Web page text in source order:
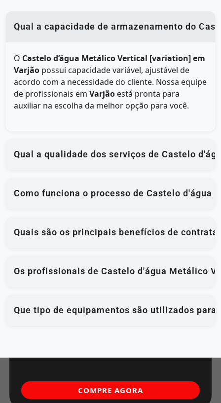
Qual a capacidade de armazenamento do
O Castelo d’água Metálico Vertical [variation] em
Varjão possui capacidade variável, ajustável de
acordo com a necessidade do cliente. Nossa equipe
de profissionais em Varjão está pronta para
auxiliar na escolha da melhor opção para você.
Qual a qualidade dos serviços de Castelo
Como funciona o processo de Castelo
Quais são os principais benefícios de
Os profissionais de Castelo d'água Metálico
Que tipo de equipamentos são utilizados
COMPRE AGORA